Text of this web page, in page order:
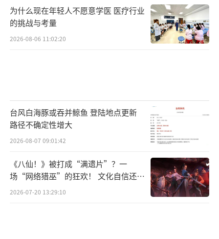
为什么现在年轻人不愿意学医 医疗行业
的挑战与考量
2026-08-06 11:02:20
台风白海豚或吞并鲸鱼 登陆地点更新
路径不确定性增大
2026-08-07 09:01:42
《八仙！》被打成“满遗片”？一
场“网络猎巫”的狂欢！ 文化自信还是
焦虑？
2026-07-20 13:29:10